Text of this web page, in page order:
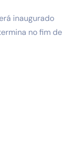
inaugurado
no fim de